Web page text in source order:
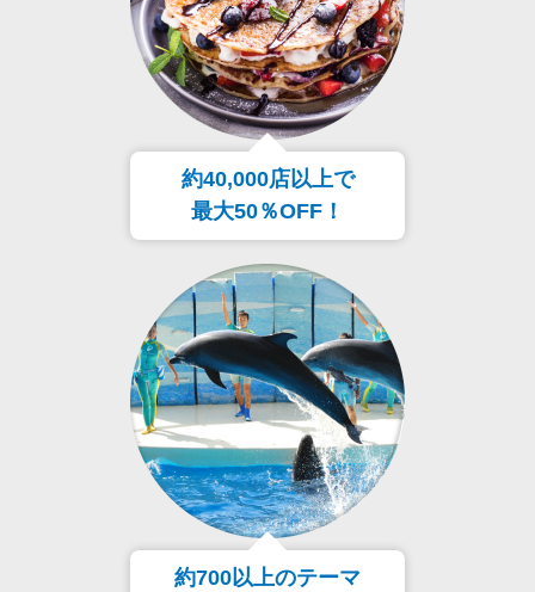
約40,000店以上で
最大50％OFF！
約700以上のテーマ